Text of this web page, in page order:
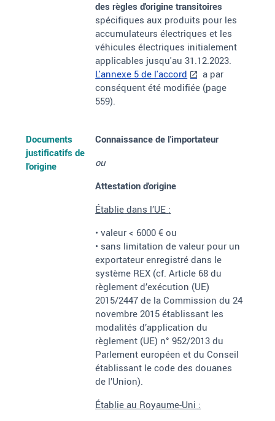
des règles d'origine transitoires
spécifiques aux produits pour les
accumulateurs électriques et les
véhicules électriques initialement
applicables jusqu'au 31.12.2023.
L'annexe 5 de l'accord
a par
conséquent été modifiée (page
559).
Documents
justificatifs de
l'origine
Connaissance de l'importateur
ou
Attestation d'origine
Établie dans l’UE :
• valeur < 6000 € ou
• sans limitation de valeur pour un
exportateur enregistré dans le
système REX (cf. Article 68 du
règlement d’exécution (UE)
2015/2447 de la Commission du 24
novembre 2015 établissant les
modalités d’application du
règlement (UE) n° 952/2013 du
Parlement européen et du Conseil
établissant le code des douanes
de l’Union).
Établieau Royaume-Uni :